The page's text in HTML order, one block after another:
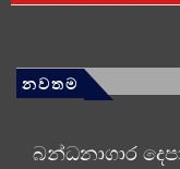
නවතම
බන්ධනාගාර